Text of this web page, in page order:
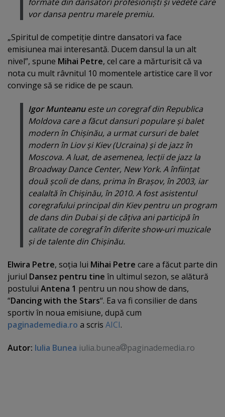
vor dansa pentru marele premiu.
„Spiritul de competiţie dintre dansatori va face
emisiunea mai interesantă. Ducem dansul la un alt
nivel”, spune Mihai Petre, cel care a mărturisit că va
nota cu mult râvnitul 10 momentele artistice care îl vor
convinge să se ridice de pe scaun.
Igor Munteanueste un coregraf din Republica
Moldova care a făcut dansuri populare şi balet
modern în Chişinău, a urmat cursuri de balet
modern în Liov şi Kiev (Ucraina) şi de jazz în
Moscova. A luat, de asemenea, lecţii de jazz la
Broadway Dance Center, New York. A înfiinţat
două şcoli de dans, prima în Braşov, în 2003, iar
cealaltă în Chişinău, în 2010. A fost asistentul
coregrafului principal din Kiev pentru un program
de dans din Dubai şi de câţiva ani participă în
calitate de coregraf în diferite show-uri muzicale
şi de talente din Chişinău.
Elwira Petre, soţia lui Mihai Petre care a făcut parte din
juriul Dansez pentru tine în ultimul sezon, se alătură
postului Antena 1 pentru un nou show de dans,
“Dancing with the Stars“. Ea va fi consilier de dans
sportiv în noua emisiune, după cum
paginademedia.ro a scris AICI.
Autor: Iulia Bunea iulia.bunea paginademedia.ro